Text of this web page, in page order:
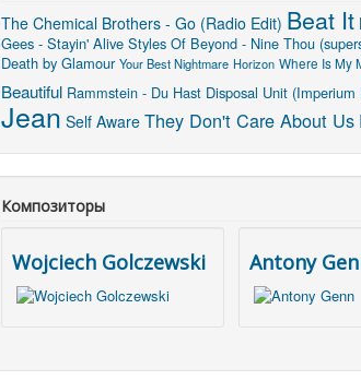
The Chemical Brothers - Go (Radio Edit) Beat It
Gees - Stayin' Alive Styles Of Beyond - Nine Thou
Death by Glamour Your Best Nightmare Horizon Where Is My
Beautiful Rammstein - Du Hast Disposal Unit (Imperium
Jean Self Aware They Don't Care About Us
Композиторы
Wojciech Golczewski Antony